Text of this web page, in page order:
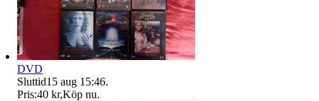
DVD
Sluttid15 aug 15:46.
Pris:40 kr,Köp nu.